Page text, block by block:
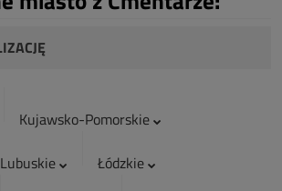
Kujawsko-Pomorskie
Lubuskie
Łódzkie